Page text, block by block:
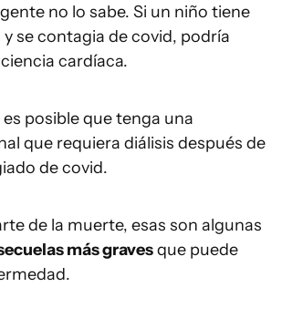
no lo sabe. Si un niño tiene
se contagia de covid, podría
cardíaca.
posible que tenga una
que requiera diálisis después de
de covid.
de la muerte, esas son algunas
más gravesque puede